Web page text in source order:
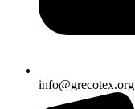
info@grecotex.org